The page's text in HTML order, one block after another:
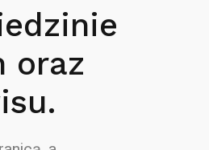
oraz